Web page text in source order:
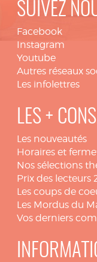
SUIVEZ
Facebook
Instagram
Youtube
Autres réseaux
Les infolettres
LES +
Les nouveautés
Horaires et
Nos sélections
Prix des lecteurs
Les coups de
Les Mordus du
Vos derniers